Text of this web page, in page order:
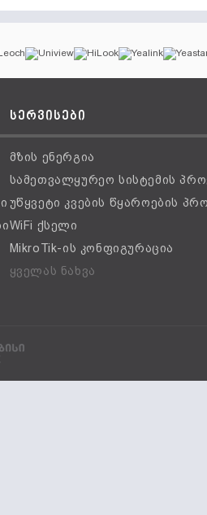
სერვისები
მზის ენერგია
სამეთვალყურეო სისტემის
უწყვეტი კვების წყაროების
WiFi ქსელი
MikroTik-ის კონფიგურაცია
ყველას ნახვა